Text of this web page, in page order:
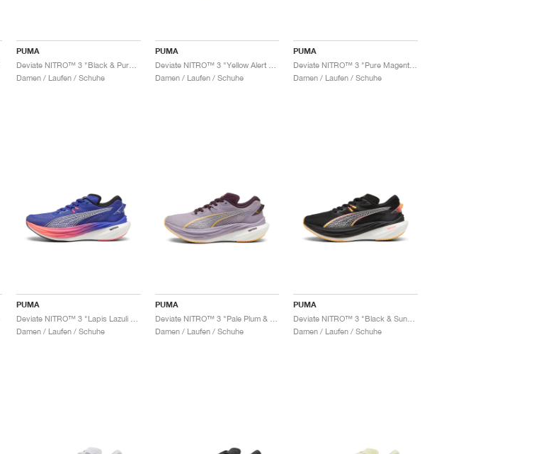
PUMA
Deviate NITRO™ 3 "Black & Pure Magenta"
Damen / Laufen / Schuhe
PUMA
Damen / Laufen / Schuhe
PUMA
Damen / Laufen / Schuhe
PUMA
Damen / Laufen / Schuhe
PUMA
Damen / Laufen / Schuhe
PUMA
Damen / Laufen / Schuhe